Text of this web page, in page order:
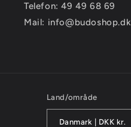
Telefon: 49 49 68 69
Mail: info@budoshop.dk
Land/område
Danmark | DKK kr.